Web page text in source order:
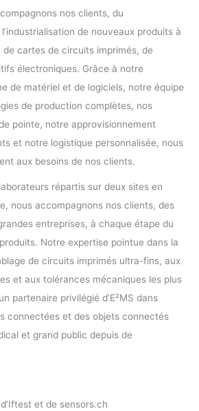
nos clients, du
de nouveaux produits à
de cartes de circuits imprimés, de
électroniques. Grâce à notre
de matériel et de logiciels, notre équipe
de production complètes, nos
pointe, notre approvisionnement
et notre logistique personnalisée, nous
aux besoins de nos clients.
répartis sur deux sites en
nous accompagnons nos clients, des
entreprises, à chaque étape du
Notre expertise pointue dans la
de circuits imprimés ultra-fins, aux
et aux tolérances mécaniques les plus
partenaire privilégié d’E²MS dans
connectées et des objets connectés
et grand public depuis de
et de sensors.ch